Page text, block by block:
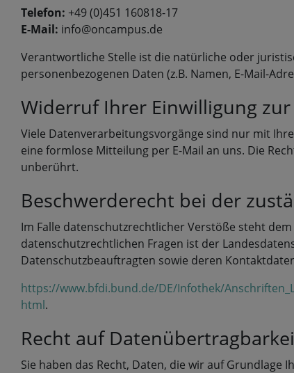
Telefon: +49 (0)451 160818-17
E-Mail: info@oncampus.de
Verantwortliche Stelle ist die natürliche oder
personenbezogenen Daten (z.B. Namen, E-Mail-
Widerruf Ihrer Einwilligung
Viele Datenverarbeitungsvorgänge sind nur mit
eine formlose Mitteilung per E-Mail an uns. Die
unberührt.
Beschwerderecht bei der
Im Falle datenschutzrechtlicher Verstöße steht
datenschutzrechtlichen Fragen ist der
Datenschutzbeauftragten sowie deren
https://www.bfdi.bund.de/DE/Infothek/
html.
Recht auf
Sie haben das Recht, Daten, die wir auf